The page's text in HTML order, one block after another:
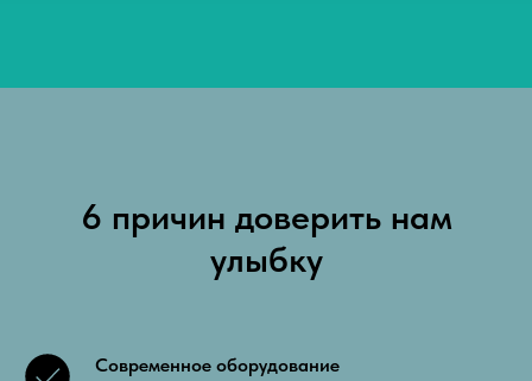
6 причин доверить нам
улыбку
Современное оборудование